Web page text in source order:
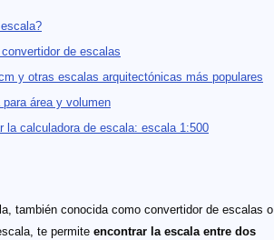
de escalas
y otras escalas arquitectónicas más populares
área y volumen
la calculadora de escala: escala 1:500
también conocida como convertidor de escalas o
te permite encontrar la escala entre dos